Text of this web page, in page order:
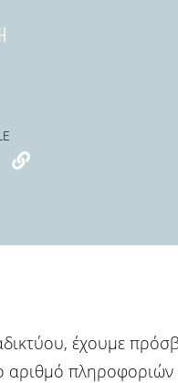
έχουμε
αριθμό πληροφοριών